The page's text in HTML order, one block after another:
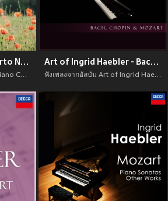
Mozart: Piano Concerto No. 12 in A Major, K. 414 & Piano Concerto No. 13 in C Major, K. 415
ฟังเพลงจากอัลบัม Mozart: Piano Concerto No. 12 in A Major, K. 414 & Piano Concerto No. 13 in C Major, K. 415 เพลงใหม่จาก อัพเดทเพลงใหม่ล่าสุดก่อนใคร ตลอดปี 2021
Art of Ingrid Haebler - Bach, Chopin & Mozart
ฟังเพลงจากอัลบัม Art of Ingrid Haebler - Bach, Chopin & Mozart เพลงใหม่จาก อัพเดทเพลงใหม่ล่าสุดก่อนใคร ตลอดปี 2021